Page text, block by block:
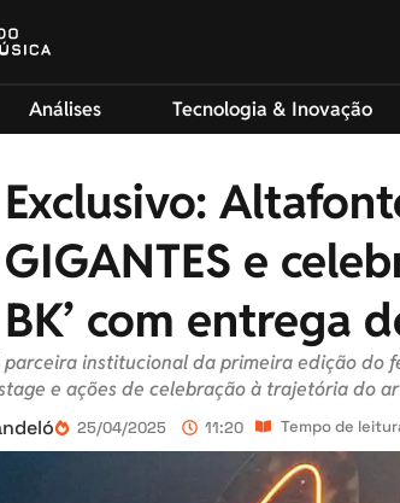
Análises Tecnologia & Inovação
Exclusivo:
GIGANTES e
BK’ com entrega
institucional da primeira edição do
e ações de celebração à trajetória do
25/04/2025 11:20 Tempo de